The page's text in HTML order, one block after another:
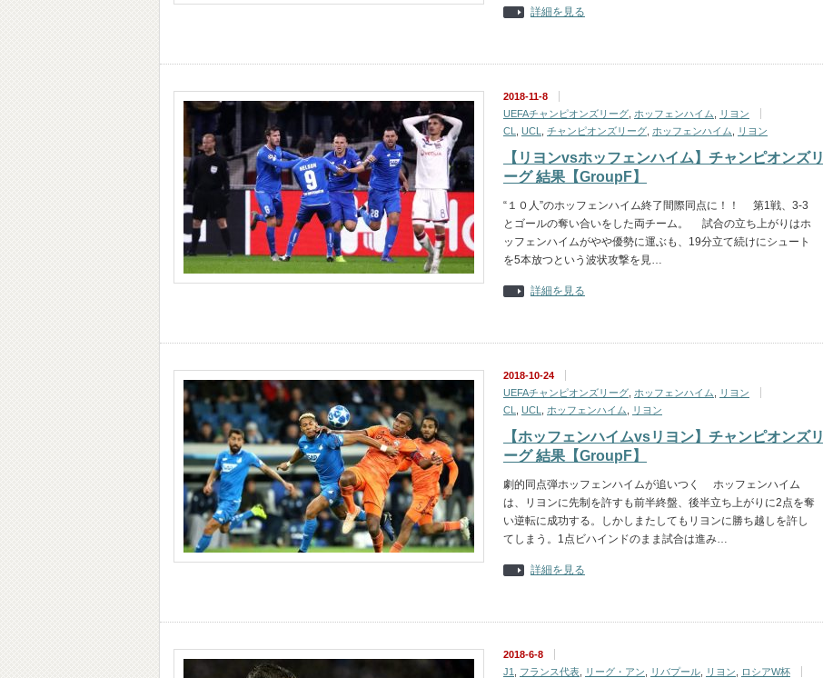
詳細を見る
2018-11-8
UEFAチャンピオンズリーグ ホッフェンハイム
リヨン
CL
UCL チャンピオンズリーグ ホッフェンハイム リヨン
【リヨンvsホッフェンハイム】チャンピオンズリ
ーグ 結果【GroupF】
“１０人”のホッフェンハイム終了間際同点に！！ 第1戦、3-3
とゴールの奪い合いをした両チーム。 試合の立ち上がりはホ
ッフェンハイムがやや優勢に運ぶも、19分立て続けにシュート
を5本放つという波状攻撃を見…
詳細を見る
2018-10-24
UEFAチャンピオンズリーグ ホッフェンハイム
リヨン
CL
UCL ホッフェンハイム リヨン
【ホッフェンハイムvsリヨン】チャンピオンズリ
ーグ 結果【GroupF】
劇的同点弾ホッフェンハイムが追いつく ホッフェンハイム
は、リヨンに先制を許すも前半終盤、後半立ち上がりに2点を奪
い逆転に成功する。しかしまたしてもリヨンに勝ち越しを許し
てしまう。1点ビハインドのまま試合は進み…
詳細を見る
2018-6-8
J1
フランス代表 リーグ・アン リバプール リヨン
ロシアW杯